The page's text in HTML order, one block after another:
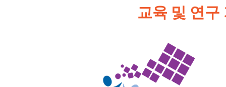
교육 및 연구